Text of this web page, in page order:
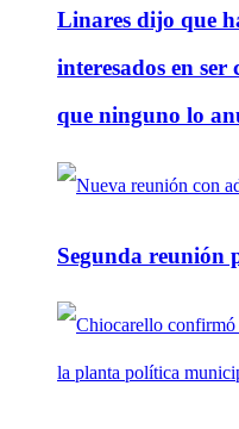
Linares dijo que
interesados en
que ninguno lo
Segunda reunión